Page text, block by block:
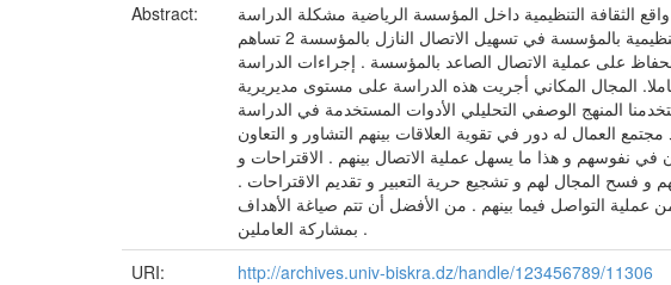
Abstract:
الثقافة التنظيمية داخل المؤسسة الرياضية مشكلة الدراسة
ما هو دور الثقافة التنظيمية في تفعيل الاتصال داخل المؤسسة الرياضية فرضيات الجزئية للدراسة 1 تساهم القيم التنظيمية بالمؤسسة في تسهيل الاتصال النازل بالمؤسسة 2 تساهم
الأفراد في بعض القرارات في الحفاظ على عملية الاتصال الصاعد بالمؤسسة . إجراءات الدراسة
العينة تم اختيار عينة بحثنا هذا بشكل مسحي وشملت جميع عمال مديرية الشباب والرياضة بالوادي و هو 48عاملا. المجال المكاني أجريت هذه الدراسة على مستوى مديريرية
المنهج الوصفي التحليلي الأدوات المستخدمة في الدراسة
العمال له دور في تقوية العلاقات بينهم التشاور و التعاون
في نفوسهم و هذا ما يسهل عملية الاتصال بينهم . الاقتراحات و
و فسح المجال لهم و تشجيع حرية التعبير و تقديم الاقتراحات .
التواصل فيما بينهم . من الأفضل أن تتم صياغة الأهداف
بمشاركة العاملين .
URI:
http://archives.univ-biskra.dz/handle/123456789/11306